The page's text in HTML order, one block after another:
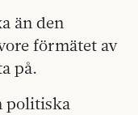
än den
förmätet av
på.
politiska